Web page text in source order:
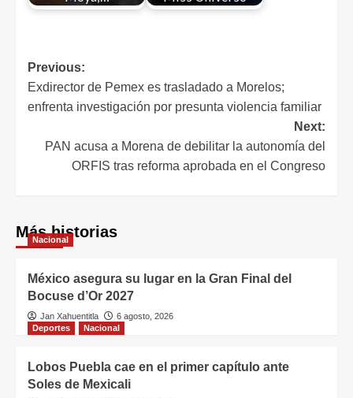
Previous:
Exdirector de Pemex es trasladado a Morelos;
enfrenta investigación por presunta violencia familiar
Next:
PAN acusa a Morena de debilitar la autonomía del
ORFIS tras reforma aprobada en el Congreso
Más historias
Nacional
México asegura su lugar en la Gran Final del
Bocuse d’Or 2027
Jan Xahuentitla
6 agosto, 2026
Deportes
Nacional
Lobos Puebla cae en el primer capítulo ante
Soles de Mexicali